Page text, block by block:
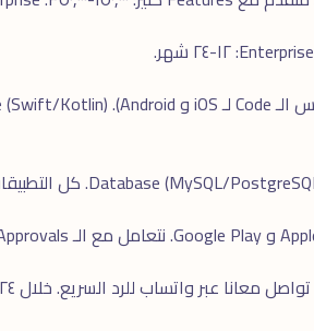
تواصل معانا عبر واتساب